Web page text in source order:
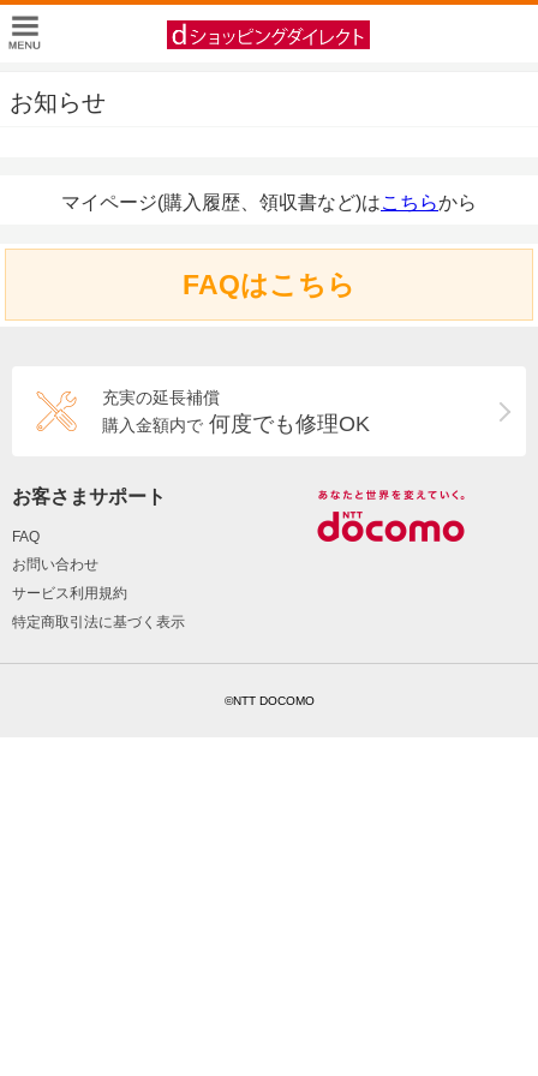
お知らせ
マイページ(購入履歴、領収書など)はこちらから
FAQはこちら
充実の延長補償
購入金額内で 何度でも修理OK
お客さまサポート
FAQ
お問い合わせ
サービス利用規約
特定商取引法に基づく表示
©NTT DOCOMO